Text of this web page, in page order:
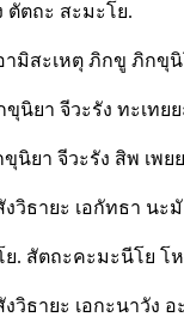
ตัตถะ สะมะโย.
ามิสะเหตุ ภิกขู ภิกขุ
ยา จีวะรัง ทะเทย
ยา จีวะรัง สิพ เพยย
วิธายะ เอกัทธา น
ย. สัตถะคะมะนีโย
ธายะ เอกะนาวัง